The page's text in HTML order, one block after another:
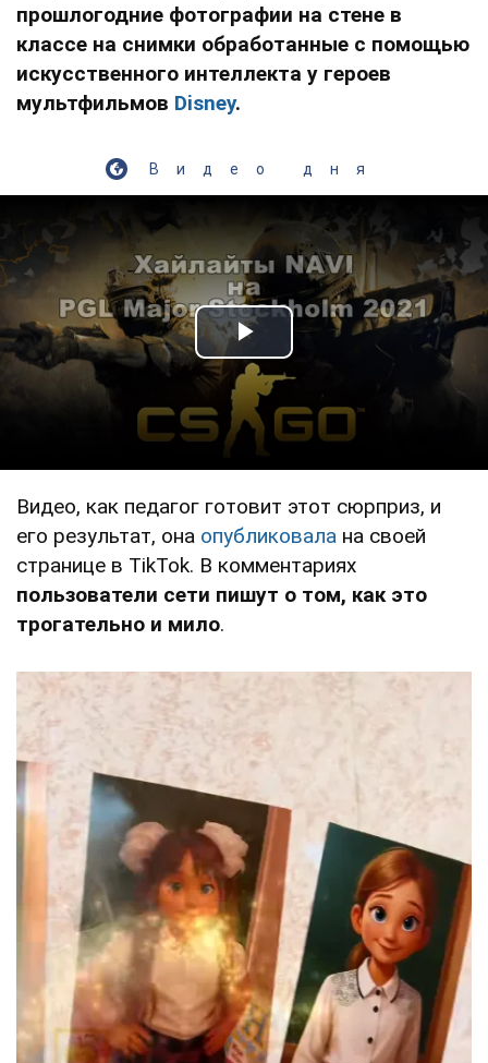
прошлогодние фотографии на стене в
классе на снимки обработанные с помощью
искусственного интеллекта у героев
мультфильмов Disney.
Видео дня
Play Video
Видео, как педагог готовит этот сюрприз, и
его результат, она опубликовала на своей
странице в TikTok. В комментариях
пользователи сети пишут о том, как это
трогательно и мило.